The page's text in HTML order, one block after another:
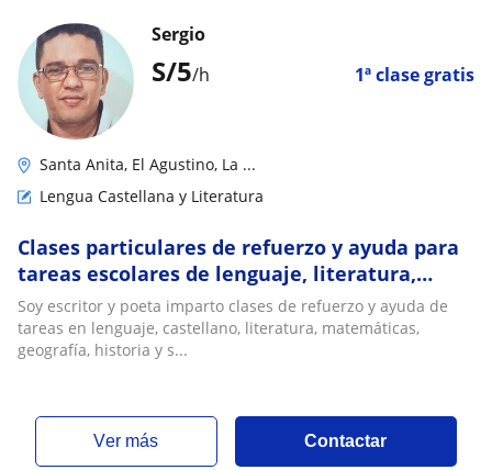
S/5/h 1ª clase gratis
Sergio
Santa Anita, El Agustino, La ...
Lengua Castellana y Literatura
Clases particulares de refuerzo y ayuda para
tareas escolares de lenguaje, literatura,
matemáticas, historia, geografía y sociales
Soy escritor y poeta imparto clases de refuerzo y ayuda de
tareas en lenguaje, castellano, literatura, matemáticas,
geografía, historia y s...
ver más Contactar